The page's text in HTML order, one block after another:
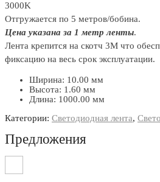
3000K
Отгружается по 5 метров/бобина.
Цена указана за 1 метр ленты.
Лента крепится на скотч 3М что
фиксацию на весь срок эксплуатации.
Ширина: 10.00 мм
Высота: 1.60 мм
Длина: 1000.00 мм
Категории: Светодиодная лента,
Предложения